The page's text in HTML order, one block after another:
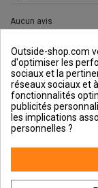
Aucun avis
Outside et vous
Contactez-nous
Outside-shop.com
d'optimiser les
sociaux et la
réseaux sociaux et
fonctionnalités
publicités
les implications
personnelles ?